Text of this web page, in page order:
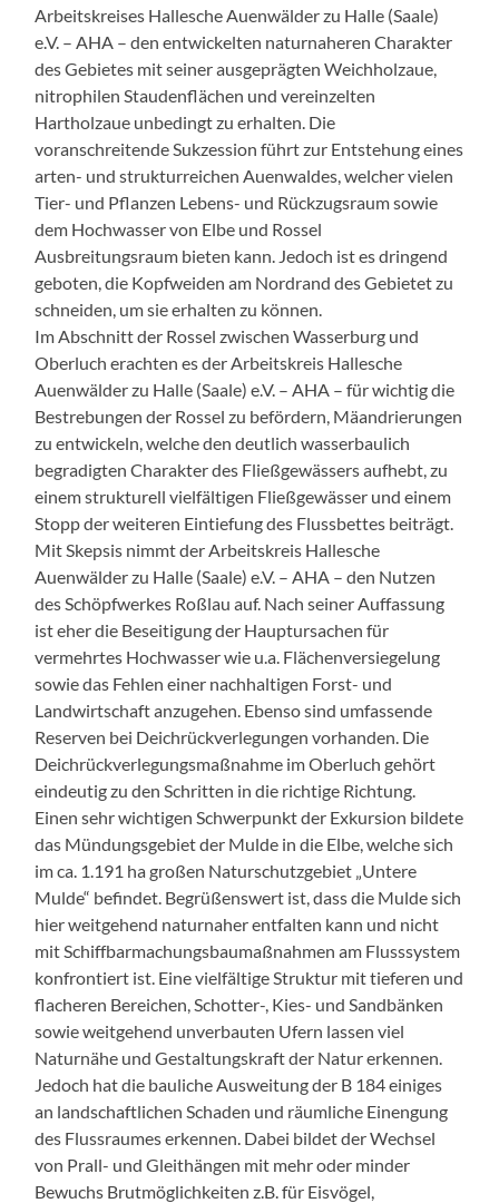
Arbeitskreises Hallesche Auenwälder zu Halle (Saale)
e.V. – AHA – den entwickelten naturnaheren Charakter
des Gebietes mit seiner ausgeprägten Weichholzaue,
nitrophilen Staudenflächen und vereinzelten
Hartholzaue unbedingt zu erhalten. Die
voranschreitende Sukzession führt zur Entstehung eines
arten- und strukturreichen Auenwaldes, welcher vielen
Tier- und Pflanzen Lebens- und Rückzugsraum sowie
dem Hochwasser von Elbe und Rossel
Ausbreitungsraum bieten kann. Jedoch ist es dringend
geboten, die Kopfweiden am Nordrand des Gebietet zu
schneiden, um sie erhalten zu können.
Im Abschnitt der Rossel zwischen Wasserburg und
Oberluch erachten es der Arbeitskreis Hallesche
Auenwälder zu Halle (Saale) e.V. – AHA – für wichtig die
Bestrebungen der Rossel zu befördern, Mäandrierungen
zu entwickeln, welche den deutlich wasserbaulich
begradigten Charakter des Fließgewässers aufhebt, zu
einem strukturell vielfältigen Fließgewässer und einem
Stopp der weiteren Eintiefung des Flussbettes beiträgt.
Mit Skepsis nimmt der Arbeitskreis Hallesche
Auenwälder zu Halle (Saale) e.V. – AHA – den Nutzen
des Schöpfwerkes Roßlau auf. Nach seiner Auffassung
ist eher die Beseitigung der Hauptursachen für
vermehrtes Hochwasser wie u.a. Flächenversiegelung
sowie das Fehlen einer nachhaltigen Forst- und
Landwirtschaft anzugehen. Ebenso sind umfassende
Reserven bei Deichrückverlegungen vorhanden. Die
Deichrückverlegungsmaßnahme im Oberluch gehört
eindeutig zu den Schritten in die richtige Richtung.
Einen sehr wichtigen Schwerpunkt der Exkursion bildete
das Mündungsgebiet der Mulde in die Elbe, welche sich
im ca. 1.191 ha großen Naturschutzgebiet „Untere
Mulde“ befindet. Begrüßenswert ist, dass die Mulde sich
hier weitgehend naturnaher entfalten kann und nicht
mit Schiffbarmachungsbaumaßnahmen am Flusssystem
konfrontiert ist. Eine vielfältige Struktur mit tieferen und
flacheren Bereichen, Schotter-, Kies- und Sandbänken
sowie weitgehend unverbauten Ufern lassen viel
Naturnähe und Gestaltungskraft der Natur erkennen.
Jedoch hat die bauliche Ausweitung der B 184 einiges
an landschaftlichen Schaden und räumliche Einengung
des Flussraumes erkennen. Dabei bildet der Wechsel
von Prall- und Gleithängen mit mehr oder minder
Bewuchs Brutmöglichkeiten z.B. für Eisvögel,